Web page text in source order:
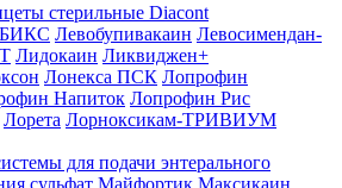
стерильные Diacont
Левобупивакаин Левосимендан-
Лидокаин Ликвиджен+
Лонекса ПСК Лопрофин
Напиток Лопрофин Рис
Лорета Лорноксикам-ТРИВИУМ
для подачи энтерального
сульфат Майфортик Максикаин